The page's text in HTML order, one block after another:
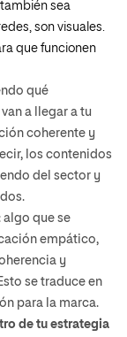
sea
son visuales.
que funcionen
qué
a llegar a tu
coherente y
los contenidos
del sector y
: algo que se
empático,
y
se traduce en
para la marca.
de tu estrategia